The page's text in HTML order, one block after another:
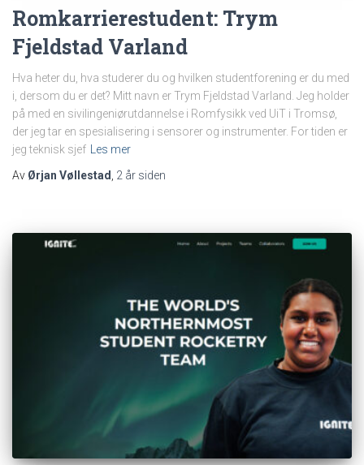
Romkarrierestudent: Trym
Fjeldstad Varland
Hva heter du, hva studerer du og hvilken studentforening er du med
i, dersom du er det? Mitt navn er Trym Fjeldstad Varland. Jeg holder
på med en sivilingeniørutdannelse i Romfysikk ved UiT i Tromsø,
der jeg tar en spesialisering i sensorer og instrumenter. For tiden er
jeg teknisk sjef
Les mer
Av Ørjan Vøllestad 2 år siden